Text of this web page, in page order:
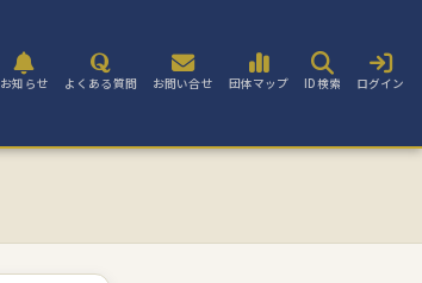
お知らせ よくある質問 お問い合せ 団体マップ ID検索 ログイン